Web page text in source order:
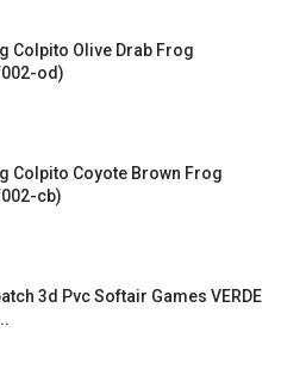
Colpito Olive Drab Frog
od)
Colpito Coyote Brown Frog
cb)
3d Pvc Softair Games VERDE